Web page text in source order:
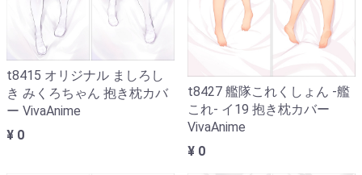
t8415 オリジナル ましろし
き みくろちゃん 抱き枕カバ
ー VivaAnime
¥ 0
t8427 艦隊これくしょん -艦
これ- イ19 抱き枕カバー
VivaAnime
¥ 0